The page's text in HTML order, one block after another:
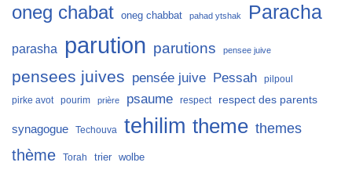
oneg chabat oneg chabbat pahad ytshak Paracha
parasha parution parutions pensee juive
pensees juives pensée juive Pessah
pilpoul
pirke avot
pourim prière psaume respect respect des parents
synagogue Techouva tehilim theme themes
thème Torah trier wolbe